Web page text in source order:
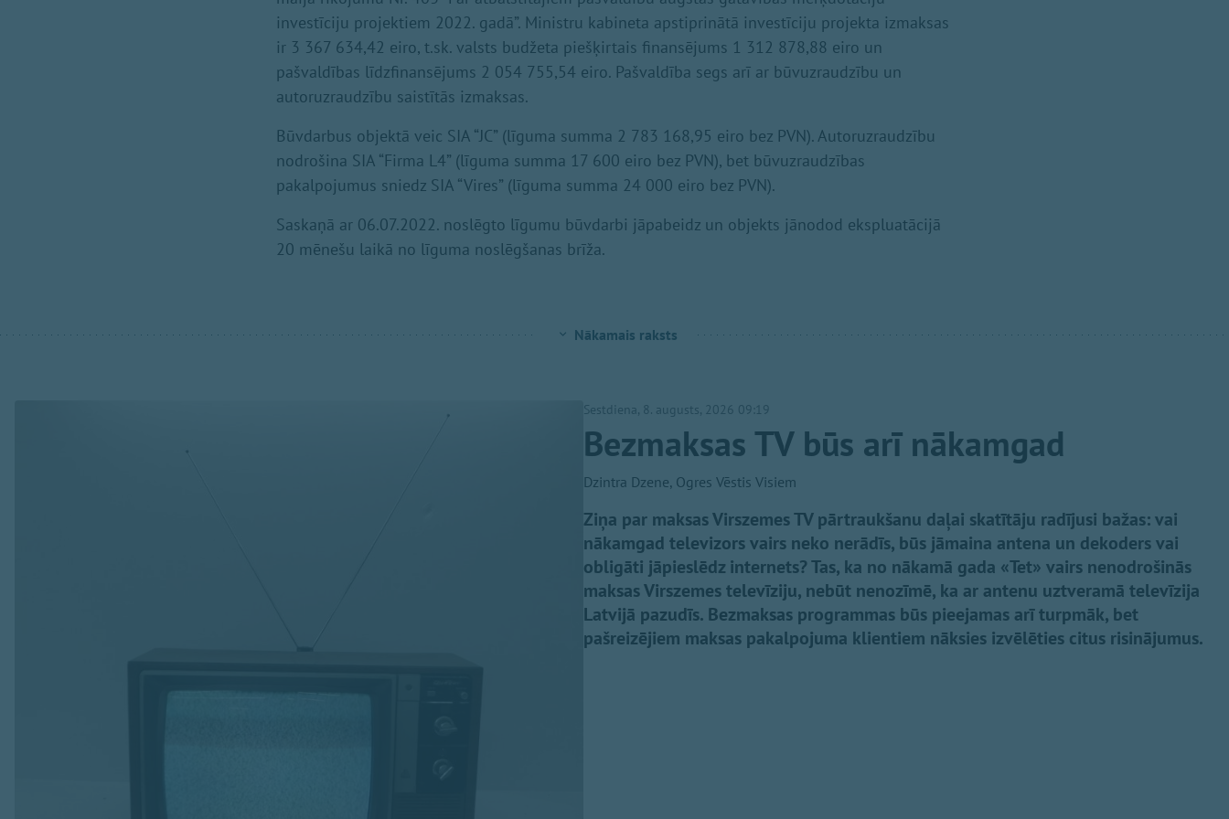
investīciju projektiem 2022. gadā”. Ministru kabineta apstiprinātā investīciju projekta izmaksas
ir 3 367 634,42 eiro, t.sk. valsts budžeta piešķirtais finansējums 1 312 878,88 eiro un
pašvaldības līdzfinansējums 2 054 755,54 eiro. Pašvaldība segs arī ar būvuzraudzību un
autoruzraudzību saistītās izmaksas.
Būvdarbus objektā veic SIA “JC” (līguma summa 2 783 168,95 eiro bez PVN). Autoruzraudzību
nodrošina SIA “Firma L4” (līguma summa 17 600 eiro bez PVN), bet būvuzraudzības
pakalpojumus sniedz SIA “Vires” (līguma summa 24 000 eiro bez PVN).
Saskaņā ar 06.07.2022. noslēgto līgumu būvdarbi jāpabeidz un objekts jānodod ekspluatācijā
20 mēnešu laikā no līguma noslēgšanas brīža.
Nākamais raksts
Sestdiena, 8. augusts, 2026 09:19
Bezmaksas TV būs arī nākamgad
Dzintra Dzene, Ogres Vēstis Visiem
Ziņa par maksas Virszemes TV pārtraukšanu daļai skatītāju radījusi bažas: vai
nākamgad televizors vairs neko nerādīs, būs jāmaina antena un dekoders vai
obligāti jāpieslēdz internets? Tas, ka no nākamā gada «Tet» vairs nenodrošinās
maksas Virszemes televīziju, nebūt nenozīmē, ka ar antenu uztveramā televīzija
Latvijā pazudīs. Bezmaksas programmas būs pieejamas arī turpmāk, bet
pašreizējiem maksas pakalpojuma klientiem nāksies izvēlēties citus risinājumus.